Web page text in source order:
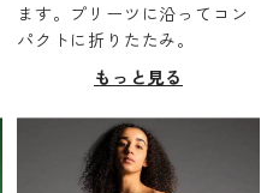
ます。プリーツに沿ってコン
パクトに折りたたみ。
もっと見る